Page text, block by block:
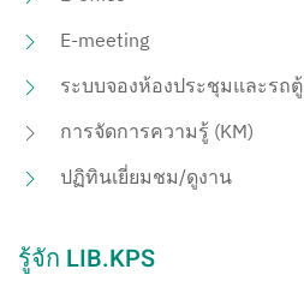
E-meeting
ระบบจองห้องประชุมและรถตู้
การจัดการความรู้ (KM)
ปฏิทินเยี่ยมชม/ดูงาน
รู้จัก LIB.KPS